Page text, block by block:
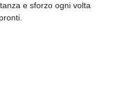
e sforzo ogni volta